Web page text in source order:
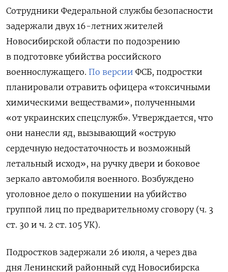
Сотрудники Федеральной службы безопасности
задержали двух 16-летних жителей
Новосибирской области по подозрению
в подготовке убийства российского
военнослужащего. По версии ФСБ, подростки
планировали отравить офицера «токсичными
химическими веществами», полученными
«от украинских спецслужб». Утверждается, что
они нанесли яд, вызывающий «острую
сердечную недостаточность и возможный
летальный исход», на ручку двери и боковое
зеркало автомобиля военного. Возбуждено
уголовное дело о покушении на убийство
группой лиц по предварительному сговору (ч. 3
ст. 30 и ч. 2 ст. 105 УК).
Подростков задержали 26 июля, а через два
дня Ленинский районный суд Новосибирска